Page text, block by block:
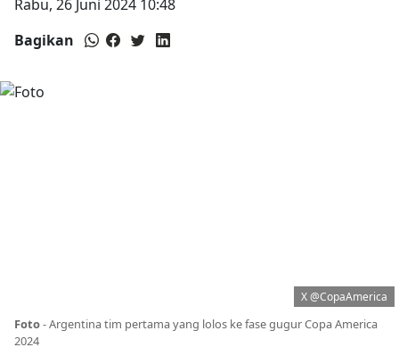
Rabu, 26 Juni 2024 10:48
Bagikan
X @CopaAmerica
Foto-Argentina tim pertama yang lolos ke fase gugur Copa America
2024